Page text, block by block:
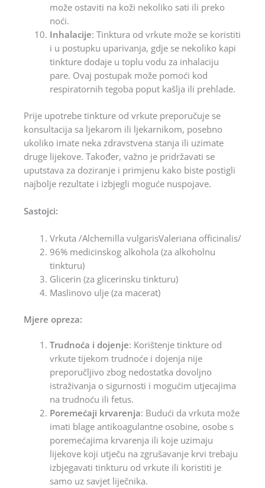
može ostaviti na koži nekoliko sati ili preko
noći.
Inhalacije: Tinktura od vrkute može se koristiti
i u postupku uparivanja, gdje se nekoliko kapi
tinkture dodaje u toplu vodu za inhalaciju
pare. Ovaj postupak može pomoći kod
respiratornih tegoba poput kašlja ili prehlade.
Prije upotrebe tinkture od vrkute preporučuje se
konsultacija sa ljekarom ili ljekarnikom, posebno
ukoliko imate neka zdravstvena stanja ili uzimate
druge lijekove. Također, važno je pridržavati se
uputstava za doziranje i primjenu kako biste postigli
najbolje rezultate i izbjegli moguće nuspojave.
Sastojci:
Vrkuta /Alchemilla vulgarisValeriana officinalis/
96% medicinskog alkohola (za alkoholnu
tinkturu)
Glicerin (za glicerinsku tinkturu)
Maslinovo ulje (za macerat)
Mjere opreza:
Trudnoća i dojenje: Korištenje tinkture od
vrkute tijekom trudnoće i dojenja nije
preporučljivo zbog nedostatka dovoljno
istraživanja o sigurnosti i mogućim utjecajima
na trudnoću ili fetus.
Poremećaji krvarenja: Budući da vrkuta može
imati blage antikoagulantne osobine, osobe s
poremećajima krvarenja ili koje uzimaju
lijekove koji utječu na zgrušavanje krvi trebaju
izbjegavati tinkturu od vrkute ili koristiti je
samo uz savjet liječnika.